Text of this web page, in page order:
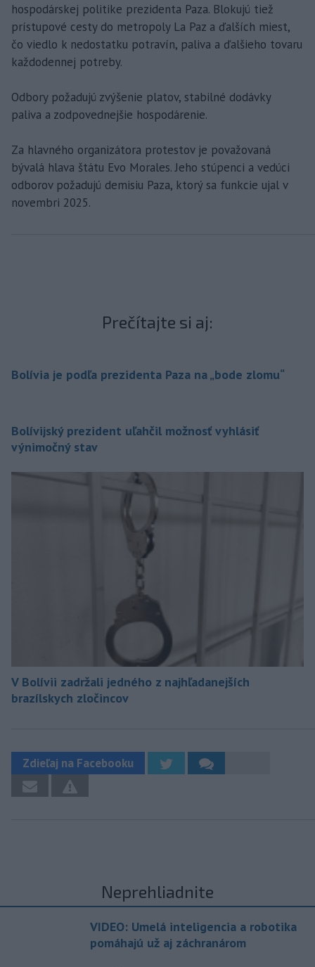
hospodárskej politike prezidenta Paza. Blokujú tiež
prístupové cesty do metropoly La Paz a ďalších miest,
čo viedlo k nedostatku potravín, paliva a ďalšieho tovaru
každodennej potreby.
Odbory požadujú zvýšenie platov, stabilné dodávky
paliva a zodpovednejšie hospodárenie.
Za hlavného organizátora protestov je považovaná
bývalá hlava štátu Evo Morales. Jeho stúpenci a vedúci
odborov požadujú demisiu Paza, ktorý sa funkcie ujal v
novembri 2025.
Prečítajte si aj:
Bolívia je podľa prezidenta Paza na „bode zlomu“
Bolívijský prezident uľahčil možnosť vyhlásiť
výnimočný stav
V Bolívii zadržali jedného z najhľadanejších
brazílskych zločincov
Zdieľaj na Facebooku
Neprehliadnite
VIDEO: Umelá inteligencia a robotika
pomáhajú už aj záchranárom